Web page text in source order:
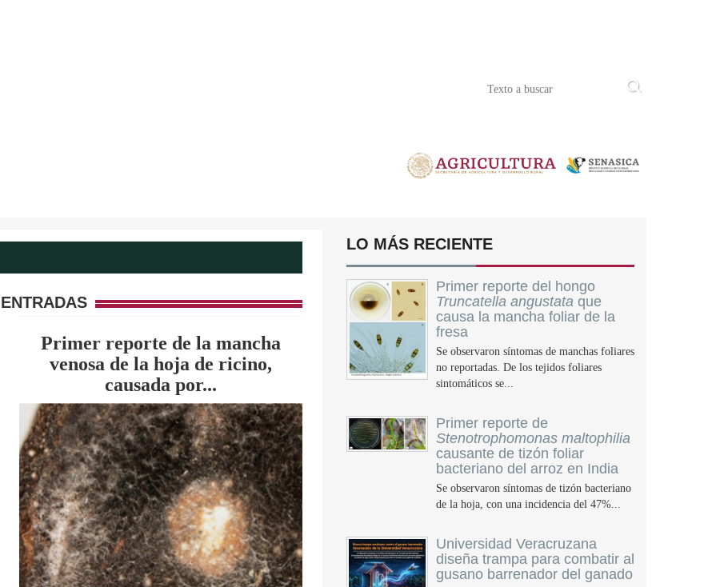
Primer reporte de la mancha
venosa de la hoja de ricino,
causada por...
LO MÁS RECIENTE
Primer reporte del hongo
Truncatella angustata que
causa la mancha foliar de la
fresa
Se observaron síntomas de manchas foliares
no reportadas. De los tejidos foliares
sintomáticos se...
Primer reporte de
Stenotrophomonas maltophilia
causante de tizón foliar
bacteriano del arroz en India
Se observaron síntomas de tizón bacteriano
de la hoja, con una incidencia del 47%...
Universidad Veracruzana
diseña trampa para combatir al
gusano barrenador del ganado